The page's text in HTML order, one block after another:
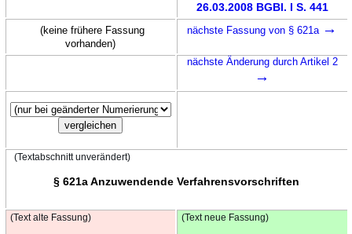
26.03.2008 BGBl. I S. 441
(keine frühere Fassung
vorhanden)
nächste Fassung von § 621a →
nächste Änderung durch Artikel 2
→
(Textabschnitt unverändert)
§ 621a Anzuwendende Verfahrensvorschriften
(Text alte Fassung) (Text neue Fassung)